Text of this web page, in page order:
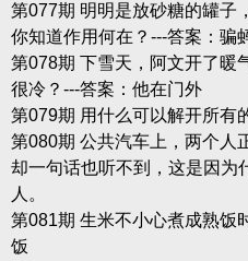
第077期 明明是放砂糖的罐子
你知道作用何在？---答案：骗
第078期 下雪天，阿文开了暖
很冷？---答案：他在门外
第079期 用什么可以解开所有
第080期 公共汽车上，两个人
却一句话也听不到，这是因为
人。
第081期 生米不小心煮成熟饭
饭